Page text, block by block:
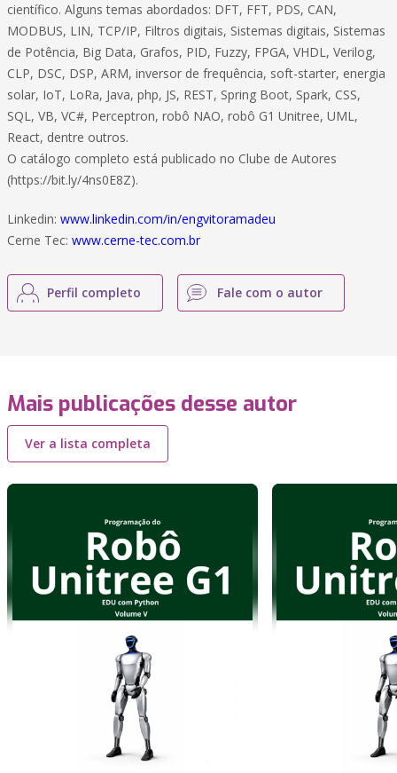
científico. Alguns temas abordados: DFT, FFT, PDS, CAN,
MODBUS, LIN, TCP/IP, Filtros digitais, Sistemas digitais, Sistemas
de Potência, Big Data, Grafos, PID, Fuzzy, FPGA, VHDL, Verilog,
CLP, DSC, DSP, ARM, inversor de frequência, soft-starter, energia
solar, IoT, LoRa, Java, php, JS, REST, Spring Boot, Spark, CSS,
SQL, VB, VC#, Perceptron, robô NAO, robô G1 Unitree, UML,
React, dentre outros.
O catálogo completo está publicado no Clube de Autores
(https://bit.ly/4ns0E8Z).
Linkedin: www.linkedin.com/in/engvitoramadeu
Cerne Tec: www.cerne-tec.com.br
Perfil completo Fale com o autor
Mais publicações desse autor
Ver a lista completa